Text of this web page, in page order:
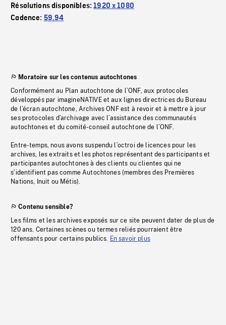
Résolutions disponibles:1920 x 1080
Cadence: 59.94
Moratoire sur les contenus autochtones
Conformément au Plan autochtone de l’ONF, aux protocoles
développés par imagineNATIVE et aux lignes directrices du Bureau
de l’écran autochtone, Archives ONF est à revoir et à mettre à jour
ses protocoles d’archivage avec l’assistance des communautés
autochtones et du comité-conseil autochtone de l’ONF.
Entre-temps, nous avons suspendu l’octroi de licences pour les
archives, les extraits et les photos représentant des participants et
participantes autochtones à des clients ou clientes qui ne
s’identifient pas comme Autochtones (membres des Premières
Nations, Inuit ou Métis).
Contenu sensible?
Les films et les archives exposés sur ce site peuvent dater de plus de
120 ans. Certaines scènes ou termes reliés pourraient être
offensants pour certains publics. En savoir plus